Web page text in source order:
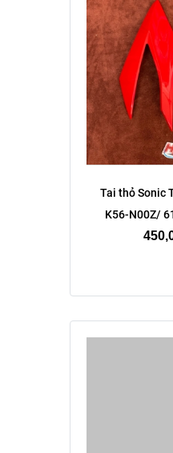
Tai thỏ Sonic
K56-N00Z/
phải